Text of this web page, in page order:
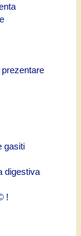
gasiti
digestiva
!